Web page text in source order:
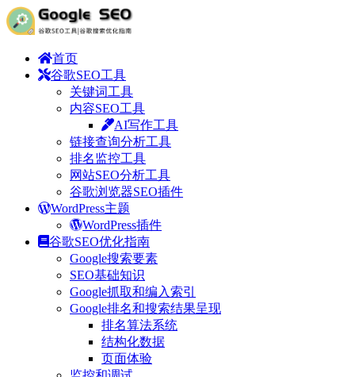
首页
谷歌SEO工具
关键词工具
内容SEO工具
AI写作工具
链接查询分析工具
排名监控工具
网站SEO分析工具
谷歌浏览器SEO插件
WordPress主题
WordPress插件
谷歌SEO优化指南
Google搜索要素
SEO基础知识
Google抓取和编入索引
Google排名和搜索结果呈现
排名算法系统
结构化数据
页面体验